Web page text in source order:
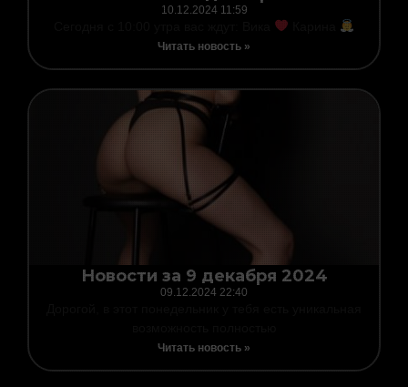
10.12.2024 11:59
Читать новость »
Новости за 9 декабря 2024
09.12.2024 22:40
Читать новость »